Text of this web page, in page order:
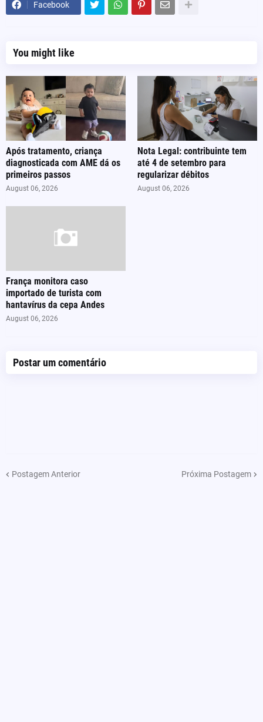
Facebook
You might like
Após tratamento, criança
diagnosticada com AME dá os
primeiros passos
August 06, 2026
Nota Legal: contribuinte tem
até 4 de setembro para
regularizar débitos
August 06, 2026
França monitora caso
importado de turista com
hantavírus da cepa Andes
August 06, 2026
Postar um comentário
Postagem Anterior Próxima Postagem